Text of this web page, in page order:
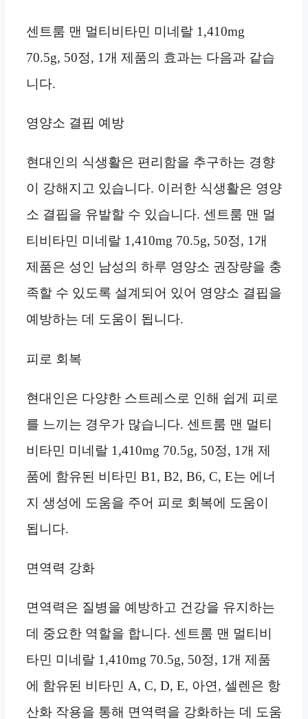
센트룸 맨 멀티비타민 미네랄 1,410mg
70.5g, 50정, 1개 제품의 효과는 다음과 같습
니다.
영양소 결핍 예방
현대인의 식생활은 편리함을 추구하는 경향
이 강해지고 있습니다. 이러한 식생활은 영양
소 결핍을 유발할 수 있습니다. 센트룸 맨 멀
티비타민 미네랄 1,410mg 70.5g, 50정, 1개
제품은 성인 남성의 하루 영양소 권장량을 충
족할 수 있도록 설계되어 있어 영양소 결핍을
예방하는 데 도움이 됩니다.
피로 회복
현대인은 다양한 스트레스로 인해 쉽게 피로
를 느끼는 경우가 많습니다. 센트룸 맨 멀티
비타민 미네랄 1,410mg 70.5g, 50정, 1개 제
품에 함유된 비타민 B1, B2, B6, C, E는 에너
지 생성에 도움을 주어 피로 회복에 도움이
됩니다.
면역력 강화
면역력은 질병을 예방하고 건강을 유지하는
데 중요한 역할을 합니다. 센트룸 맨 멀티비
타민 미네랄 1,410mg 70.5g, 50정, 1개 제품
에 함유된 비타민 A, C, D, E, 아연, 셀렌은 항
산화 작용을 통해 면역력을 강화하는 데 도움